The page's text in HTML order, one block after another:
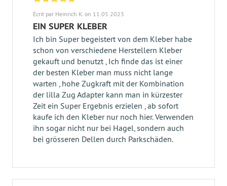
Écrit par Heinrich K. on 11.05.2023
EIN SUPER KLEBER
Ich bin Super begeistert von dem Kleber habe
schon von verschiedene Herstellern Kleber
gekauft und benutzt , Ich finde das ist einer
der besten Kleber man muss nicht lange
warten , hohe Zugkraft mit der Kombination
der lilla Zug Adapter kann man in kürzester
Zeit ein Super Ergebnis erzielen , ab sofort
kaufe ich den Kleber nur noch hier. Verwenden
ihn sogar nicht nur bei Hagel, sondern auch
bei grösseren Dellen durch Parkschäden.